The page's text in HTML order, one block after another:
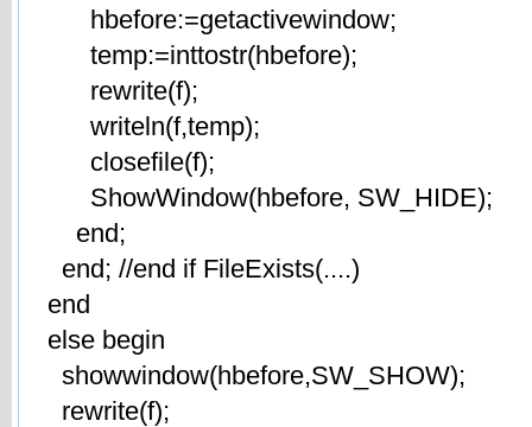
hbefore:=getactivewindow;
temp:=inttostr(hbefore);
rewrite(f);
writeln(f,temp);
closefile(f);
ShowWindow(hbefore, SW_HIDE);
end;
end; //end if FileExists(....)
end
else begin
showwindow(hbefore,SW_SHOW);
rewrite(f);